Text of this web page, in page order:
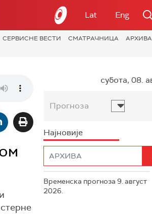
Lat Eng
СЕРВИСНЕ ВЕСТИ СМАТРАЧНИЦА
субота, 08.
Прогноза
Најновије
Временска прогноза 9. август
2026.